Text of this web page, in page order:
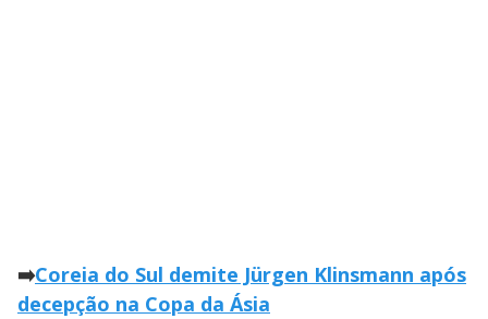
➡️Coreia do Sul demite Jürgen Klinsmann após
decepção na Copa da Ásia